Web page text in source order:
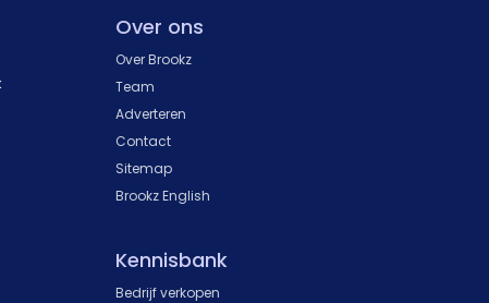
Over ons
Over Brookz
Team
Adverteren
Contact
Sitemap
Brookz English
Kennisbank
Bedrijf verkopen